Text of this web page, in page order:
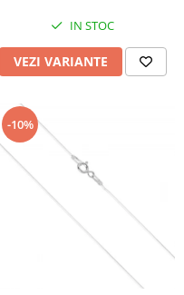
IN STOC
VEZI VARIANTE
-10%